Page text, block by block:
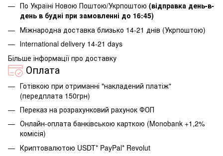
По Україні Новою Поштою/Укрпоштою (відправка день-в-
день в будні при замовленні до 16:45)
Міжнародна доставка близько 14-21 днів (Укрпоштою)
Іnternational delivery 14-21 days
Більше інформації про доставку
Оплата
Готівкою при отриманні "накладений платіж"
(передплата 150грн)
Переказ на розрахунковий рахунок ФОП
Онлайн-оплата банківською карткою (Monobank +1,2%
комісія)
Криптовалютою USDT* PayPal* Revolut